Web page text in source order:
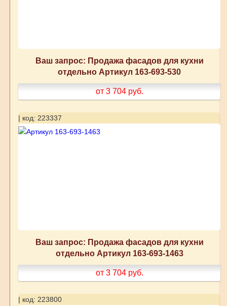
Ваш запрос: Продажа фасадов для кухни
отдельно Артикул 163-693-530
от 3 704 руб.
| код: 223337
Ваш запрос: Продажа фасадов для кухни
отдельно Артикул 163-693-1463
от 3 704 руб.
| код: 223800